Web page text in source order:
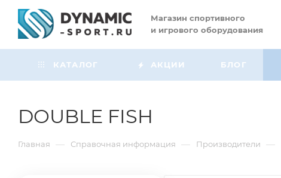
Магазин спортивного
и игрового оборудования
КАТАЛОГ АКЦИИ БЛОГ
DOUBLE FISH
Главная — Справочная информация — Производители —